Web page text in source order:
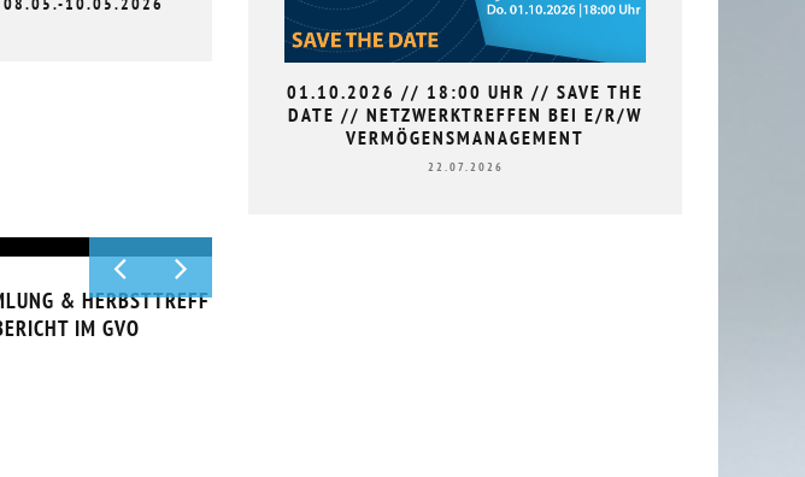
& HERBSTTREFF
IM GVO
01.10.2026 // 18:00 UHR // SAVE THE
DATE // NETZWERKTREFFEN BEI E/R/W
VERMÖGENSMANAGEMENT
22.07.2026